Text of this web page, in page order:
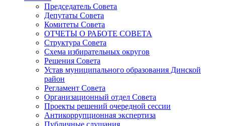
Председатель Совета
Депутаты Совета
Комитеты Совета
ОТЧЕТЫ О РАБОТЕ СОВЕТА
Структура Совета
Схема избирательных округов
Решения Совета
Устав муниципального образования Динской
район
Регламент Совета
Организационный отдел Совета
Проекты решений очередной сессии
Антикоррупционная экспертиза
Публичные слушания